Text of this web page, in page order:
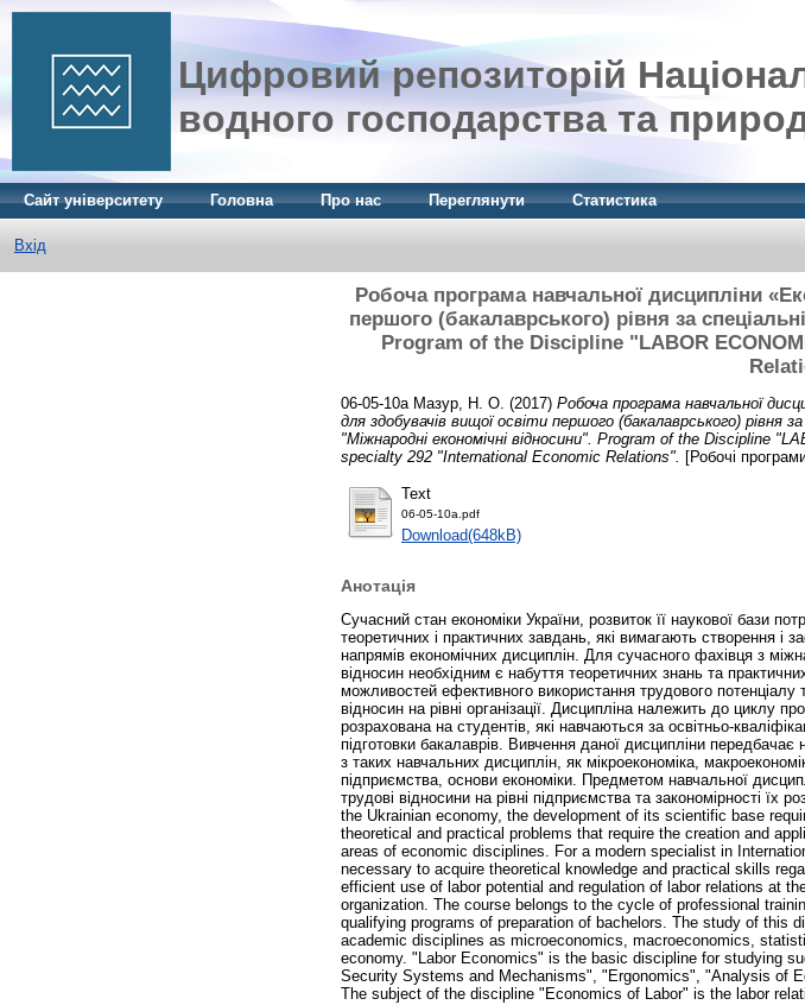
Цифровий репозиторій
водного господарства та
Сайт університету Головна Про нас Переглянути Статистика
Вхід
Робоча програма навчальної дисципліни
першого (бакалаврського) рівня за
Program of the Discipline "LABOR
06-05-10а Мазур, Н. О. (2017) Робоча програма навчальної
для здобувачів вищої освіти першого (бакалаврського) рівня
"Міжнародні економічні відносини". Program of the Discipline
specialty 292 "International Economic Relations".
[Робочі
Text
06-05-10а.pdf
Download(648kB)
Анотація
Сучасний стан економіки України, розвиток її наукової бази
теоретичних і практичних завдань, які вимагають створення і
напрямів економічних дисциплін. Для сучасного фахівця з
відносин необхідним є набуття теоретичних знань та
можливостей ефективного використання трудового
відносин на рівні організації. Дисципліна належить до циклу
розрахована на студентів, які навчаються за освітньо-
підготовки бакалаврів. Вивчення даної дисципліни передбачає
з таких навчальних дисциплін, як мікроекономіка,
підприємства, основи економіки. Предметом навчальної
трудові відносини на рівні підприємства та закономірності їх
the Ukrainian economy, the development of its scientific base
theoretical and practical problems that require the creation and
areas of economic disciplines. For a modern specialist in
necessary to acquire theoretical knowledge and practical skills
efficient use of labor potential and regulation of labor relations at
organization. The course belongs to the cycle of professional
qualifying programs of preparation of bachelors. The study of this
academic disciplines as microeconomics, macroeconomics,
economy. "Labor Economics" is the basic discipline for studying
Security Systems and Mechanisms", "Ergonomics", "Analysis of
The subject of the discipline "Economics of Labor" is the labor